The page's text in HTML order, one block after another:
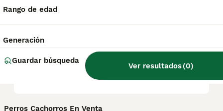
Rango de edad
Generación
Guardar búsqueda
Ver resultados(0)
un sabueso eslovaco?
¿Con qué frecuencia debo
acicalar a un cuvac
Perros Cachorros En Venta